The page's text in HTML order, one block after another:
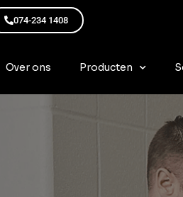
074-234 1408
Over ons Producten